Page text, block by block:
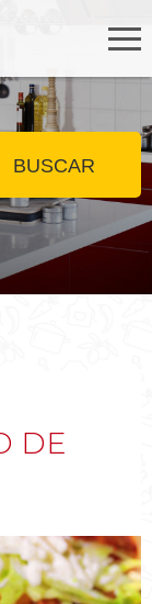
BUSCAR
DE